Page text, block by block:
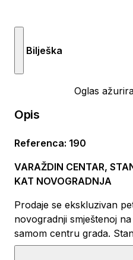
Bilješka
Oglas
Opis
Referenca: 190
VARAŽDIN CENTAR,
KAT NOVOGRADNJA
Prodaje se ekskluzivan
novogradnji smještenoj
samom centru grada.
stambeno-poslovne